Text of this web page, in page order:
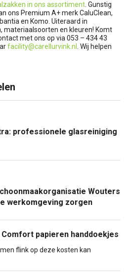
in ons assortiment. Gunstig
ons Premium A+ merk CaluClean,
en Komo. Uiteraard in
materiaalsoorten en kleuren! Komt
met ons op via 053 – 434 43
facility@carellurvink.nl . Wij helpen
professionele glasreiniging
Wouters
werkomgeving zorgen
Comfort papieren handdoekjes
flink op deze kosten kan